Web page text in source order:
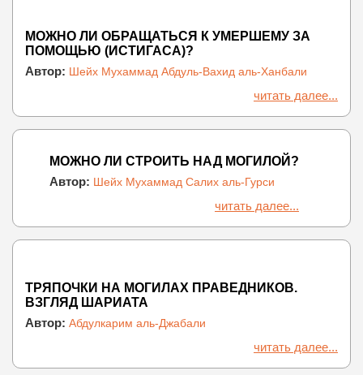
МОЖНО ЛИ ОБРАЩАТЬСЯ К УМЕРШЕМУ ЗА
ПОМОЩЬЮ (ИСТИГАСА)?
Автор: Шейх Мухаммад Абдуль-Вахид аль-Ханбали
читать далее...
МОЖНО ЛИ СТРОИТЬ НАД МОГИЛОЙ?
Автор: Шейх Мухаммад Салих аль-Гурси
читать далее...
ТРЯПОЧКИ НА МОГИЛАХ ПРАВЕДНИКОВ.
ВЗГЛЯД ШАРИАТА
Автор: Абдулкарим аль-Джабали
читать далее...